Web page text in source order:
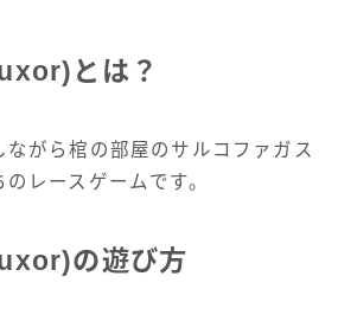
とは？
ながら棺の部屋のサルコファガス
レースゲームです。
の遊び方